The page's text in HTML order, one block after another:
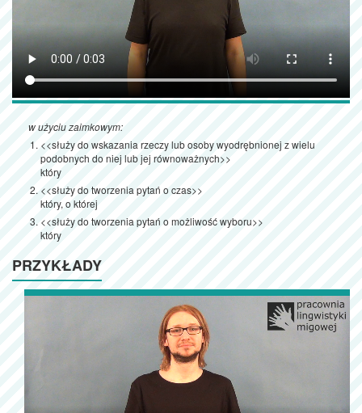
w użyciu zaimkowym:
<<służy do wskazania rzeczy lub osoby wyodrębnionej z wielu
podobnych do niej lub jej równoważnych>>
który
<<służy do tworzenia pytań o czas>>
który, o której
<<służy do tworzenia pytań o możliwość wyboru>>
który
PRZYKŁADY